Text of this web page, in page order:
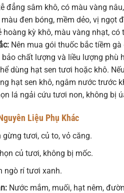
đẳng sâm khô, có màu vàng
màu đen bóng, mềm dẻo, vị ngọt
hoàng kỳ khô, màu vàng nhạt,
Nên mua gói thuốc bắc tiềm
chất lượng và liều lượng phù
dùng hạt sen tươi hoặc khô.
hạt sen khô, ngâm nước trước
lá ngải cứu tươi non, không bị
Liệu Phụ Khác
tươi, củ to, vỏ căng.
củ tươi, không bị mốc.
ngò rí tươi xanh.
Nước mắm, muối, hạt nêm,